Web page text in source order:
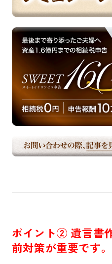
ポイント② 遺言書
前対策が重要です。